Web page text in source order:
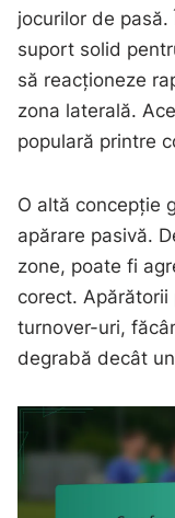
jocurilor de
suport solid
să reacționeze
zona laterală.
populară printre
O altă concepție
apărare pasivă.
zone, poate fi
corect.
turnover-uri,
degrabă decât